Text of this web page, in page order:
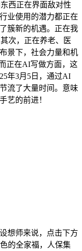
西正在界面敌对性
业使用的潜力都正在
簇新的机遇。正在我
次，正在养老、医
景下，社会力量和机
正在AI写做方面，这
年3月5日，通过AI
流了大量时间。意味
艺的前进！
想师来说，点击下方
的全家福，人保集